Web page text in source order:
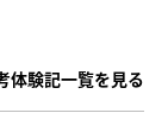
体験記一覧を見る